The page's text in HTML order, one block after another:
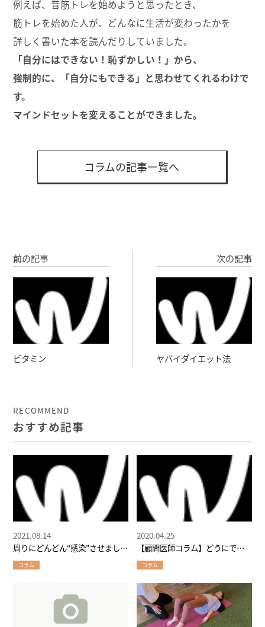
例えば、昔筋トレを始めようと思ったとき、
筋トレを始めた人が、どんなに生活が変わったかを
詳しく書いた本を読んだりしていました。
「自分にはできない！恥ずかしい！」から、
強制的に、「自分にもできる」と思わせてくれるわけで
す。
マインドセットを変えることができました。
コラムの記事一覧へ
前の記事
ビタミン
次の記事
ヤバイダイエット法
RECOMMEND
おすすめ記事
周りにどんどん“感染”させましょ
う！
2021.08.14
コラム
【顧問医師コラム】どうにでも
なれ効果
2020.04.25
コラム